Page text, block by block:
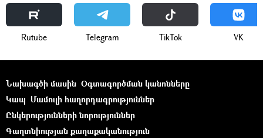
Rutube Telegram ТikТоk VK
Նախագծի մասին Օգտագործման կանոնները
Կապ Մամուլի հաղորդագրություններ
Ընկերությունների նորություններ
Գաղտնիության քաղաքականություն